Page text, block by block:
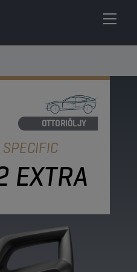
MOOTTORIÖLJY
SPECIFIC
EXTRA